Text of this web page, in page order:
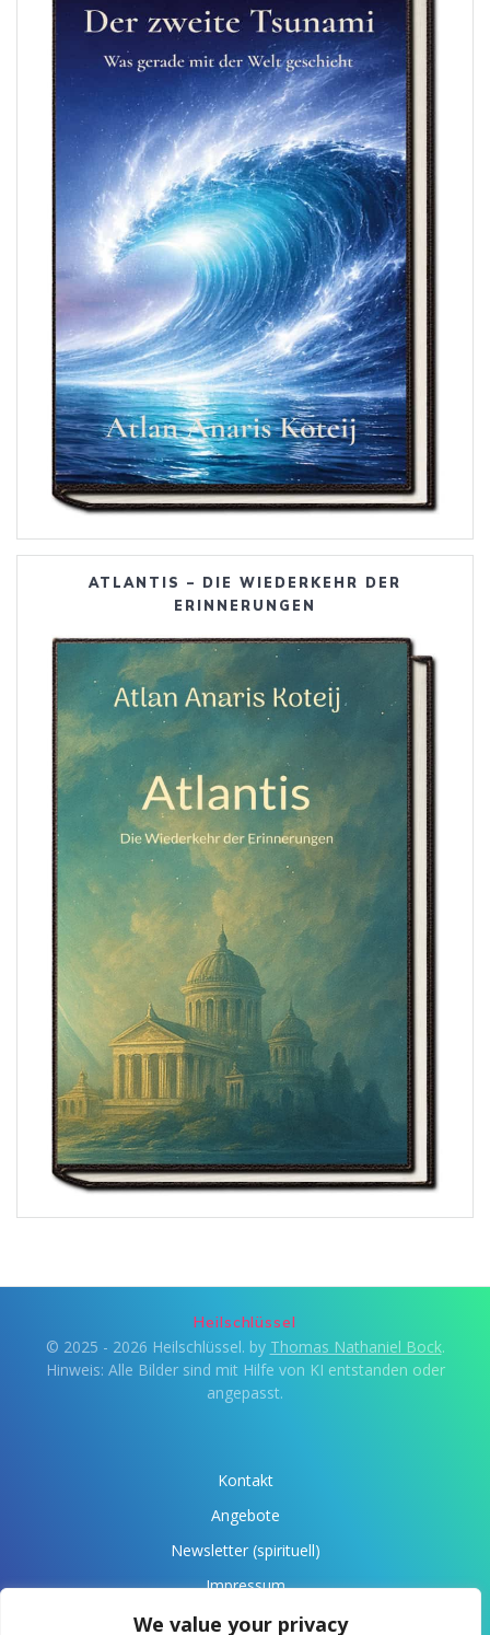
We value your privacy
ATLANTIS – DIE WIEDERKEHR DER
ERINNERUNGEN
Heilschlüssel
© 2025 - 2026 Heilschlüssel. by Thomas Nathaniel Bock.
Hinweis: Alle Bilder sind mit Hilfe von KI entstanden oder
angepasst.
Kontakt
Angebote
Newsletter (spirituell)
Impressum
Datenschutz